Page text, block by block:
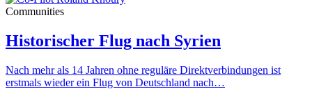
Communities
Historischer Flug nach Syrien
Nach mehr als 14 Jahren ohne reguläre Direktverbindungen ist
erstmals wieder ein Flug von Deutschland nach…